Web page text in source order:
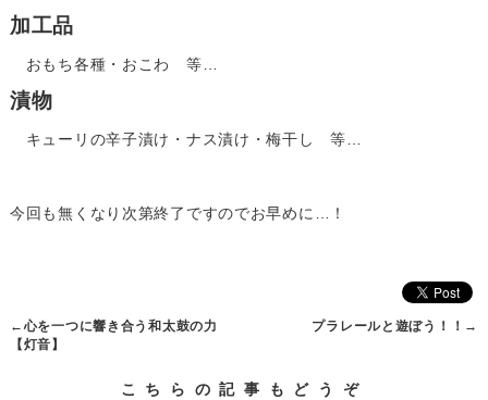
加工品
おもち各種・おこわ 等…
漬物
キューリの辛子漬け・ナス漬け・梅干し 等…
今回も無くなり次第終了ですのでお早めに…！
←心を一つに響き合う和太鼓の力
【灯音】
プラレールと遊ぼう！！ →
こちらの記事もどうぞ